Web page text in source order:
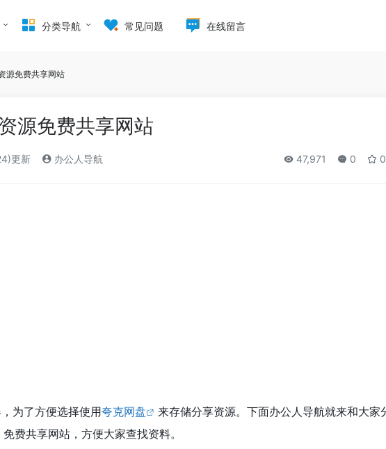
分类导航 常见问题 在线留言
源免费共享网站
源免费共享网站
更新 办公人导航 47,971 0 0
为了方便选择使用夸克网盘
来存储分享资源。下面办公人导航就来和大家
免费共享网站，方便大家查找资料。